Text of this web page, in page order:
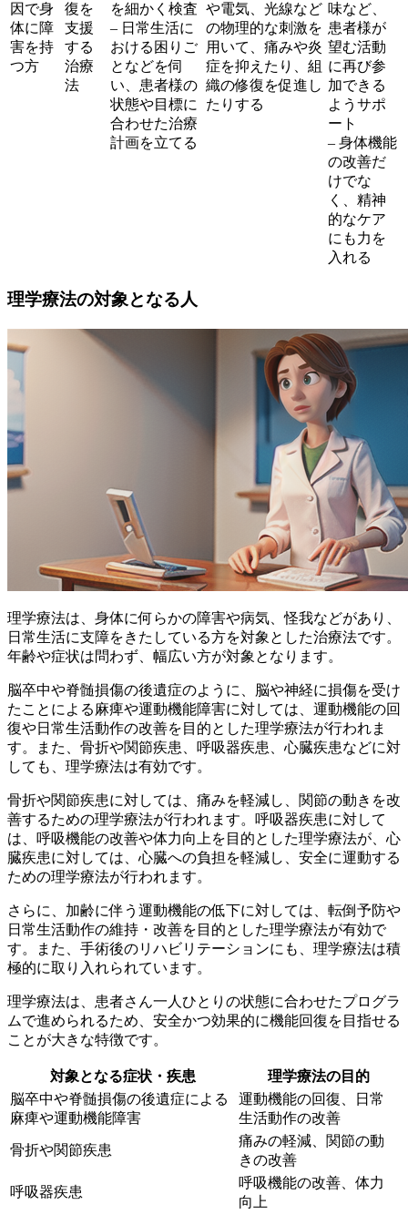
因で身
体に障
害を持
つ方
復を
支援
する
治療
法
を細かく検査
– 日常生活に
おける困りご
となどを伺
い、患者様の
状態や目標に
合わせた治療
計画を立てる
や電気、光線など
の物理的な刺激を
用いて、痛みや炎
症を抑えたり、組
織の修復を促進し
たりする
味など、
患者様が
望む活動
に再び参
加できる
ようサポ
ート
– 身体機能
の改善だ
けでな
く、精神
的なケア
にも力を
入れる
理学療法の対象となる人
理学療法は、身体に何らかの障害や病気、怪我などがあり、
日常生活に支障をきたしている方を対象とした治療法です。
年齢や症状は問わず、幅広い方が対象となります。
脳卒中や脊髄損傷の後遺症のように、脳や神経に損傷を受け
たことによる麻痺や運動機能障害に対しては、 運動機能の回
復や日常生活動作の改善を目的とした理学療法が行われま
す。また、骨折や関節疾患、呼吸器疾患、心臓疾患などに対
しても、理学療法は有効です。
骨折や関節疾患に対しては、 痛みを軽減し、 関節の動きを改
善するための理学療法が行われます。呼吸器疾患に対して
は、 呼吸機能の改善や体力向上 を目的とした理学療法が、心
臓疾患に対しては、 心臓への負担を軽減し、 安全に運動する
ための理学療法が行われます。
さらに、加齢に伴う運動機能の低下に対しては、 転倒予防や
日常生活動作の維持・改善を目的とした理学療法が有効で
す。また、手術後のリハビリテーションにも、理学療法は積
極的に取り入れられています。
理学療法は、患者さん一人ひとりの状態に合わせたプログラ
ムで進められるため、安全かつ効果的に機能回復を目指せる
ことが大きな特徴です。
対象となる症状・疾患
理学療法の目的
脳卒中や脊髄損傷の後遺症による
麻痺や運動機能障害
運動機能の回復、日常
生活動作の改善
骨折や関節疾患
痛みの軽減、関節の動
きの改善
呼吸器疾患
呼吸機能の改善、体力
向上